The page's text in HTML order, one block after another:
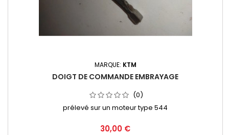
MARQUE: KTM
DOIGT DE COMMANDE EMBRAYAGE
(0)
prélevé sur un moteur type 544
30,00 €